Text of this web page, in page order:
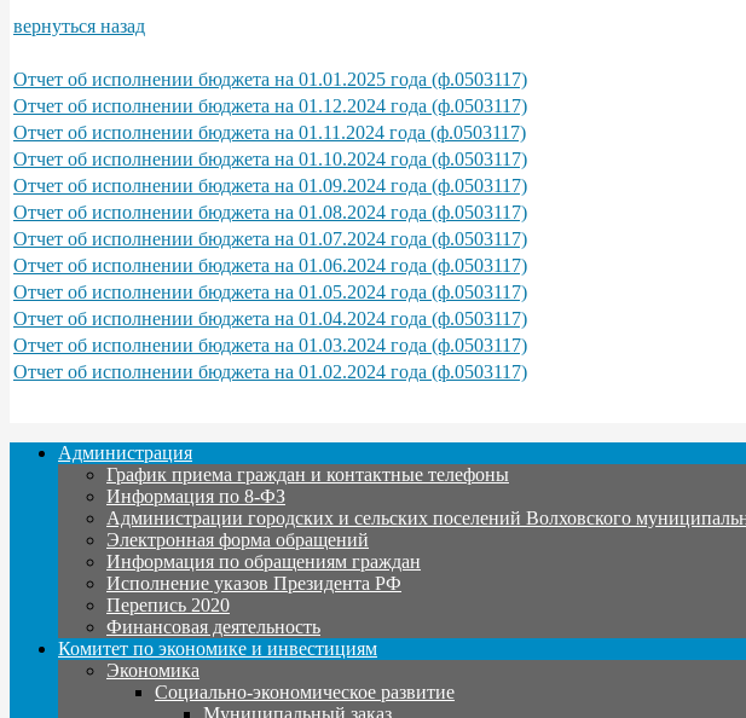
вернуться назад
Отчет об исполнении бюджета на 01.01.2025 года (ф.0503117)
Отчет об исполнении бюджета на 01.12.2024 года (ф.0503117)
Отчет об исполнении бюджета на 01.11.2024 года (ф.0503117)
Отчет об исполнении бюджета на 01.10.2024 года (ф.0503117)
Отчет об исполнении бюджета на 01.09.2024 года (ф.0503117)
Отчет об исполнении бюджета на 01.08.2024 года (ф.0503117)
Отчет об исполнении бюджета на 01.07.2024 года (ф.0503117)
Отчет об исполнении бюджета на 01.06.2024 года (ф.0503117)
Отчет об исполнении бюджета на 01.05.2024 года (ф.0503117)
Отчет об исполнении бюджета на 01.04.2024 года (ф.0503117)
Отчет об исполнении бюджета на 01.03.2024 года (ф.0503117)
Отчет об исполнении бюджета на 01.02.2024 года (ф.0503117)
Администрация
График приема граждан и контактные телефоны
Информация по 8-ФЗ
Администрации городских и сельских поселений Волховского
Электронная форма обращений
Информация по обращениям граждан
Исполнение указов Президента РФ
Перепись 2020
Финансовая деятельность
Комитет по экономике и инвестициям
Экономика
Социально-экономическое развитие
Муниципальный заказ